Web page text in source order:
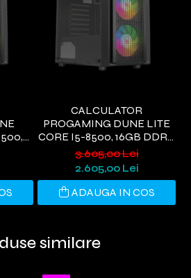
6,
CALCULATOR
PROGAMING DUNE LITE
CORE I5-8500, 16GB DDR4,
480GB SSD, RX580 8GB,
WIFI 6, WINDOWS 11
3.605,00 Lei
2.605,00 Lei
ADAUGA IN COS
similare